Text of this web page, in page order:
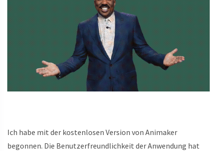
Ich habe mit der kostenlosen Version von Animaker
begonnen. Die Benutzerfreundlichkeit der Anwendung hat